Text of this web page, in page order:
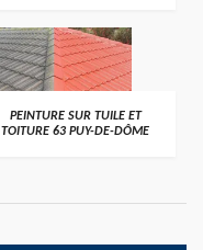
PEINTURE SUR TUILE ET
TOITURE 63 PUY-DE-DÔME